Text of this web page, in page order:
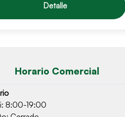
Detalle
Horario Comercial
8:00-19:00